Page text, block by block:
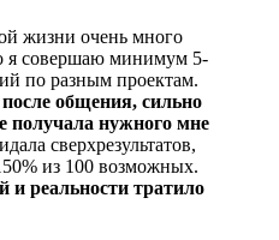
жизни очень много
я совершаю минимум 5-
по разным проектам.
общения, сильно
получала нужного мне
сверхрезультатов,
из 100 возможных.
и реальности тратило